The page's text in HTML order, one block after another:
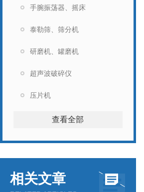
手腕振荡器、摇床
泰勒筛、筛分机
研磨机、罐磨机
超声波破碎仪
压片机
查看全部
相关文章